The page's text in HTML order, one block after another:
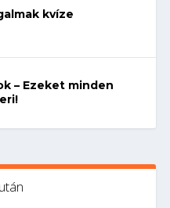
kvíze
– Ezeket minden